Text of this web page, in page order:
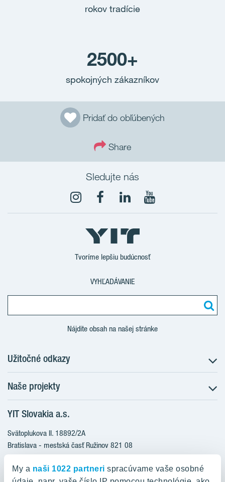
My a naši 1022 partneri spracúvame vaše osobné
Pridať do obľúbených
Share
rokov tradície
2500+
spokojných zákazníkov
Sledujte nás
Tvoríme lepšiu budúcnosť
VYHĽADÁVANIE
Nájdite obsah na našej stránke
Užitočné odkazy
O nás
Prečo bývať s nami
Udržateľnosť máme v DNA
Starostlivosť o zákazníkov
Financovanie
Služba Starý za nový
Naše projekty
Družstevné bývanie
NUPPU
ZWIRN
MLYNÁRKA
YIT Slovakia a.s.
Svätoplukova II. 18892/2A
Bratislava - mestská časť Ružinov 821 08
Slovakia